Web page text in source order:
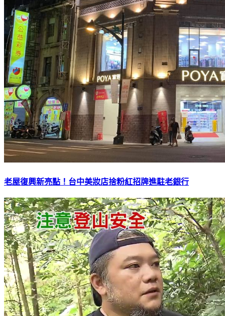
老屋復興新亮點！台中美妝店捨粉紅招牌進駐老銀行